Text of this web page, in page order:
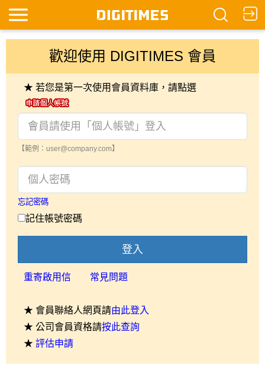
歡迎使用 DIGITIMES 會員
★ 若您是第一次使用會員資料庫，請點選
【範例：user@company.com】
忘記密碼
記住帳號密碼
登入
重寄啟用信 常見問題
★ 會員聯絡人網頁請由此登入
★ 公司會員資格請按此查詢
★ 評估申請